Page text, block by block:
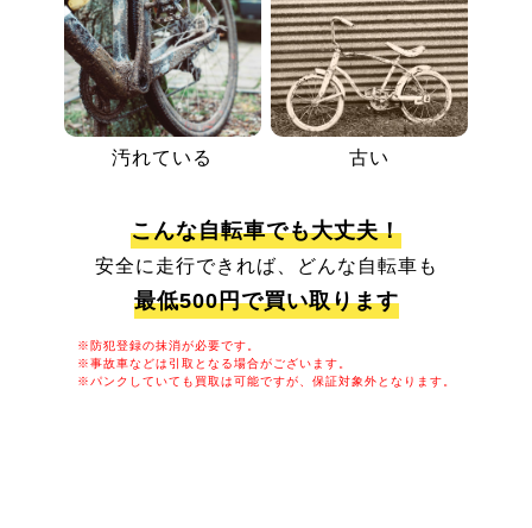
汚れている 古い
こんな自転車でも大丈夫！
安全に走行できれば、どんな自転車も
最低500円で買い取ります
※防犯登録の抹消が必要です。
※事故車などは引取となる場合がございます。
※パンクしていても買取は可能ですが、保証対象外となります。